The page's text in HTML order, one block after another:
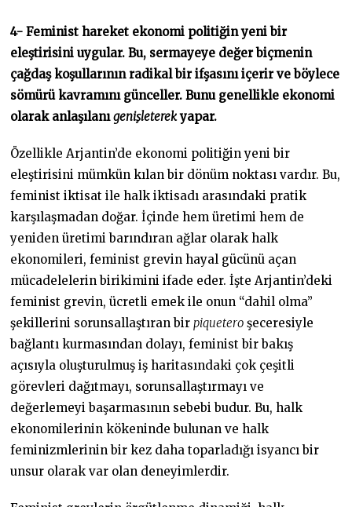
4- Feminist hareket ekonomi politiğin yeni bir
eleştirisini uygular. Bu, sermayeye değer biçmenin
çağdaş koşullarının radikal bir ifşasını içerir ve böylece
sömürü kavramını günceller. Bunu genellikle ekonomi
olarak anlaşılanıgenişleterekyapar.
Özellikle Arjantin’de ekonomi politiğin yeni bir
eleştirisini mümkün kılan bir dönüm noktası vardır. Bu,
feminist iktisat ile halk iktisadı arasındaki pratik
karşılaşmadan doğar. İçinde hem üretimi hem de
yeniden üretimi barındıran ağlar olarak halk
ekonomileri, feminist grevin hayal gücünü açan
mücadelelerin birikimini ifade eder. İşte Arjantin’deki
feminist grevin, ücretli emek ile onun “dahil olma”
şekillerini sorunsallaştıran birpiquetero şeceresiyle
bağlantı kurmasından dolayı, feminist bir bakış
açısıyla oluşturulmuş iş haritasındaki çok çeşitli
görevleri dağıtmayı, sorunsallaştırmayı ve
değerlemeyi başarmasının sebebi budur. Bu, halk
ekonomilerinin kökeninde bulunan ve halk
feminizmlerinin bir kez daha toparladığı isyancı bir
unsur olarak var olan deneyimlerdir.